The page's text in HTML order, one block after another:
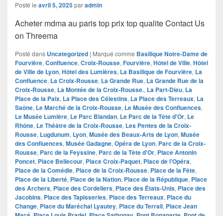
Posté le avril 5, 2025paradmin
Acheter mdma au paris top prix top qualite Contact Us
on Threema
Posté dans Uncategorized | Marqué comme Basilique Notre-Dame de
Fourvière, Confluence, Croix-Rousse, Fourvière, Hôtel de Ville, Hôtel
de Ville de Lyon, Hôtel des Lumières, La Basilique de Fourvière, La
Confluence, La Croix-Rousse, La Grande Rue, La Grande Rue de la
Croix-Rousse, La Montée de la Croix-Rousse., La Part-Dieu, La
Place de la Paix, La Place des Célestins, La Place des Terreaux, La
Saône, Le Marché de la Croix-Rousse, Le Musée des Confluences,
Le Musée Lumière, Le Parc Blandan, Le Parc de la Tête d'Or, Le
Rhône, Le Théâtre de la Croix-Rousse, Les Pentes de la Croix-
Rousse, Lugdunum, Lyon, Musée des Beaux-Arts de Lyon, Musée
des Confluences, Musée Gadagne, Opéra de Lyon, Parc de la Croix-
Rousse, Parc de la Feyssine, Parc de la Tête d'Or, Place Antonin
Poncet, Place Bellecour, Place Croix-Paquet, Place de l'Opéra,
Place de la Comédie, Place de la Croix-Rousse, Place de la Fête,
Place de la Liberté, Place de la Nation, Place de la République, Place
des Archers, Place des Cordeliers, Place des États-Unis, Place des
Jacobins, Place des Tapisseries, Place des Terreaux, Place du
Change, Place du Maréchal Lyautey, Place du Terrail, Place Jean